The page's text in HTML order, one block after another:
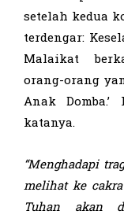
setelah kedua
terdengar:
Malaikat
orang-orang
Anak Domba.’
katanya.
“Menghadapi
melihat ke
Tuhan akan